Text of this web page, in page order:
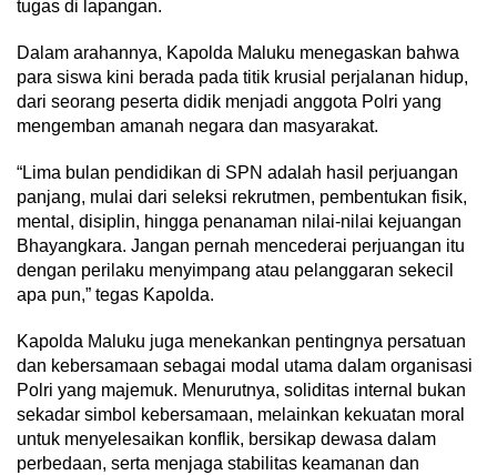
tugas di lapangan.
Dalam arahannya, Kapolda Maluku menegaskan bahwa
para siswa kini berada pada titik krusial perjalanan hidup,
dari seorang peserta didik menjadi anggota Polri yang
mengemban amanah negara dan masyarakat.
“Lima bulan pendidikan di SPN adalah hasil perjuangan
panjang, mulai dari seleksi rekrutmen, pembentukan fisik,
mental, disiplin, hingga penanaman nilai-nilai kejuangan
Bhayangkara. Jangan pernah mencederai perjuangan itu
dengan perilaku menyimpang atau pelanggaran sekecil
apa pun,” tegas Kapolda.
Kapolda Maluku juga menekankan pentingnya persatuan
dan kebersamaan sebagai modal utama dalam organisasi
Polri yang majemuk. Menurutnya, soliditas internal bukan
sekadar simbol kebersamaan, melainkan kekuatan moral
untuk menyelesaikan konflik, bersikap dewasa dalam
perbedaan, serta menjaga stabilitas keamanan dan